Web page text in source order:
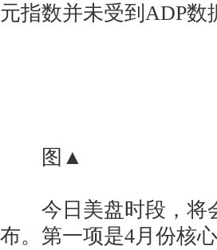
元指数并未受到ADP数
图▲
今日美盘时段，将
布。第一项是4月份核